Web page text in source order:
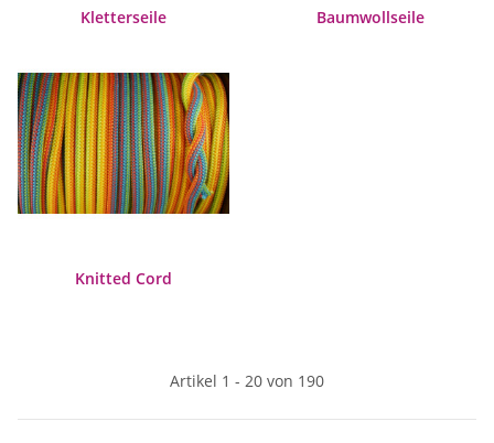
Kletterseile Baumwollseile
Knitted Cord
Artikel 1 - 20 von 190